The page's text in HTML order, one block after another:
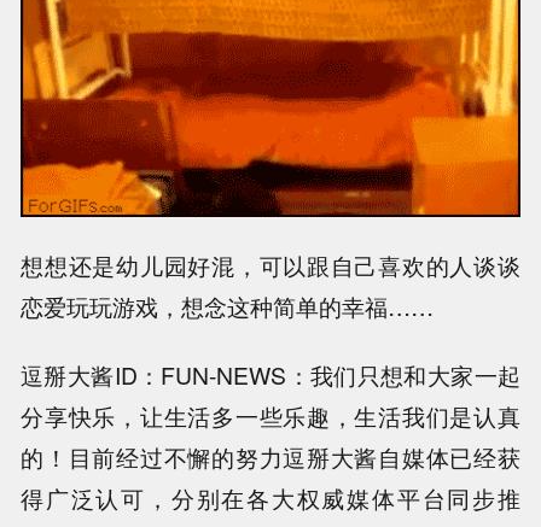
想想还是幼儿园好混，可以跟自己喜欢的人谈谈
恋爱玩玩游戏，想念这种简单的幸福……
逗掰大酱ID：FUN-NEWS：我们只想和大家一起
分享快乐，让生活多一些乐趣，生活我们是认真
的！目前经过不懈的努力逗掰大酱自媒体已经获
得广泛认可，分别在各大权威媒体平台同步推